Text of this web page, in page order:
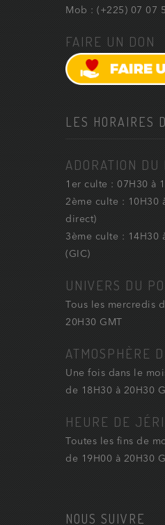
Mob : (+225) 07 07
FAIRE UN DON
LES HORAIRES
ADORATION DU
1er culte : 07H30 à
2ème culte : 10H30
direct)
3ème culte : 14H30
(GIC)
UNIVERS DU
Tous les mercredis
20H30 GMT
ATMOSPHÈRE
Une fois dans le
de 18H30 à 20H30
HEURE DE
Toutes les fins de
de 19H00 à 20H30
NOUS SUIVRE